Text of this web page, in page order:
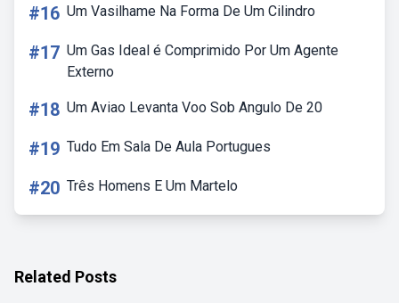
#16 Um Vasilhame Na Forma De Um Cilindro
#17 Um Gas Ideal é Comprimido Por Um Agente
Externo
#18 Um Aviao Levanta Voo Sob Angulo De 20
#19 Tudo Em Sala De Aula Portugues
#20 Três Homens E Um Martelo
Related Posts